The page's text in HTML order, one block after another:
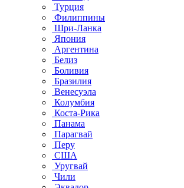
Турция
Филиппины
Шри-Ланка
Япония
Аргентина
Белиз
Боливия
Бразилия
Венесуэла
Колумбия
Коста-Рика
Панама
Парагвай
Перу
США
Уругвай
Чили